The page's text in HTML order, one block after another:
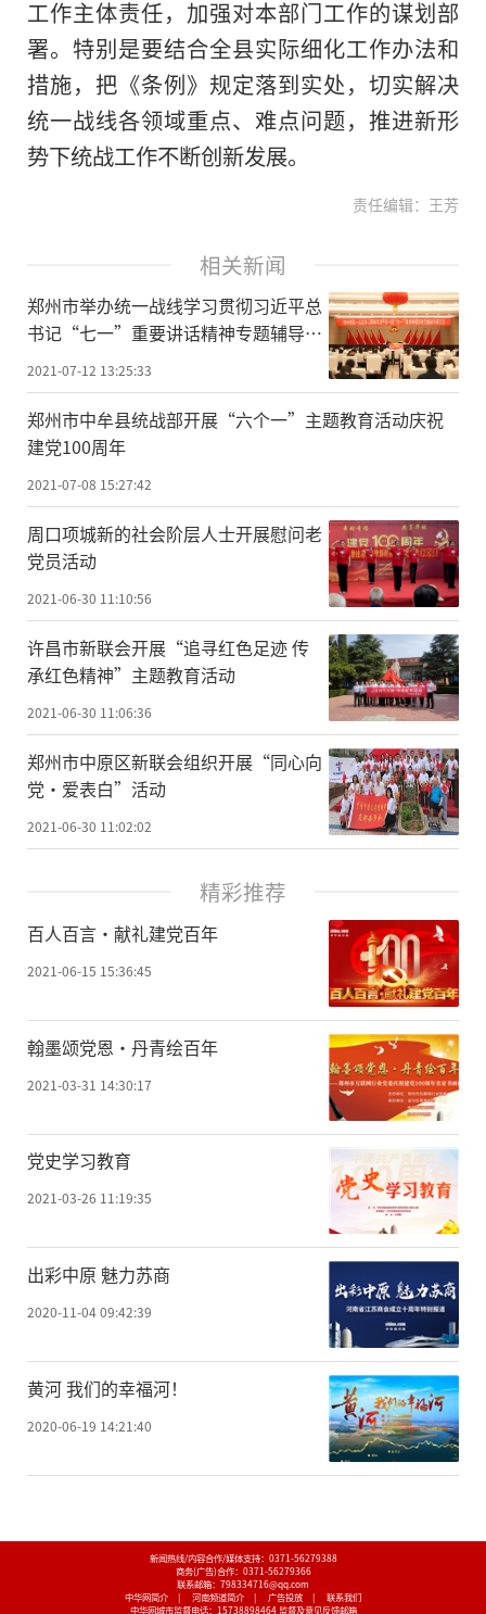
工作主体责任，加强对本部门工作的谋划部
署。特别是要结合全县实际细化工作办法和
措施，把《条例》规定落到实处，切实解决
统一战线各领域重点、难点问题，推进新形
势下统战工作不断创新发展。
责任编辑：王芳
相关新闻
郑州市举办统一战线学习贯彻习近平总
书记“七一”重要讲话精神专题辅导报
告会
2021-07-12 13:25:33
郑州市中牟县统战部开展“六个一”主题教育活动庆祝
建党100周年
2021-07-08 15:27:42
周口项城新的社会阶层人士开展慰问老
党员活动
2021-06-30 11:10:56
许昌市新联会开展“追寻红色足迹 传
承红色精神”主题教育活动
2021-06-30 11:06:36
郑州市中原区新联会组织开展“同心向
党·爱表白”活动
2021-06-30 11:02:02
精彩推荐
百人百言·献礼建党百年
2021-06-15 15:36:45
翰墨颂党恩·丹青绘百年
2021-03-31 14:30:17
党史学习教育
2021-03-26 11:19:35
出彩中原 魅力苏商
2020-11-04 09:42:39
黄河 我们的幸福河！
2020-06-19 14:21:40
新闻热线/内容合作/媒体支持： 0371-56279388
商务(广告)合作： 0371-56279366
联系邮箱：798334716@qq.com
中华网简介
| 河南频道简介 | 广告投放 |
联系我们
中华网城市监督电话： 15738898464 监督及意见反馈邮箱